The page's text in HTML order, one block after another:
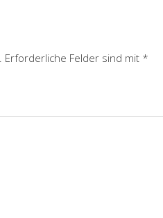
Erforderliche Felder sind mit *